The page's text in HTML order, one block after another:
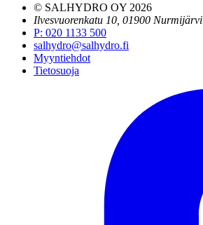
© SALHYDRO OY 2026
Ilvesvuorenkatu 10, 01900 Nurmijärvi
P: 020 1133 500
salhydro@salhydro.fi
Myyntiehdot
Tietosuoja